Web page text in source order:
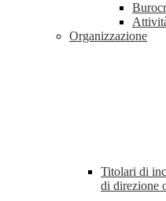
Organizzazione
Titolari di
di direzione